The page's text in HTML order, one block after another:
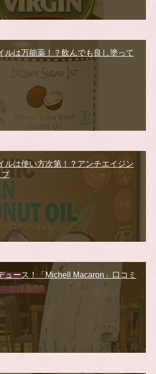
ルは万能薬！？飲んでも良し塗って
ルは使い方次第！？アンチエイジン
プ
ュース！「Michell Macaron」口コミ